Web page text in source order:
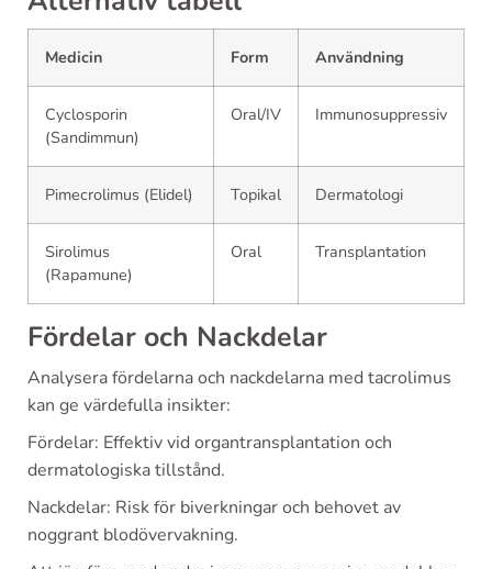
Medicin Form Användning
Cyclosporin
(Sandimmun)
Oral/IV Immunosuppressiv
Pimecrolimus (Elidel) Topikal Dermatologi
Sirolimus
(Rapamune)
Oral Transplantation
Fördelar och Nackdelar
Analysera fördelarna och nackdelarna med tacrolimus
kan ge värdefulla insikter:
Fördelar: Effektiv vid organtransplantation och
dermatologiska tillstånd.
Nackdelar: Risk för biverkningar och behovet av
noggrant blodövervakning.